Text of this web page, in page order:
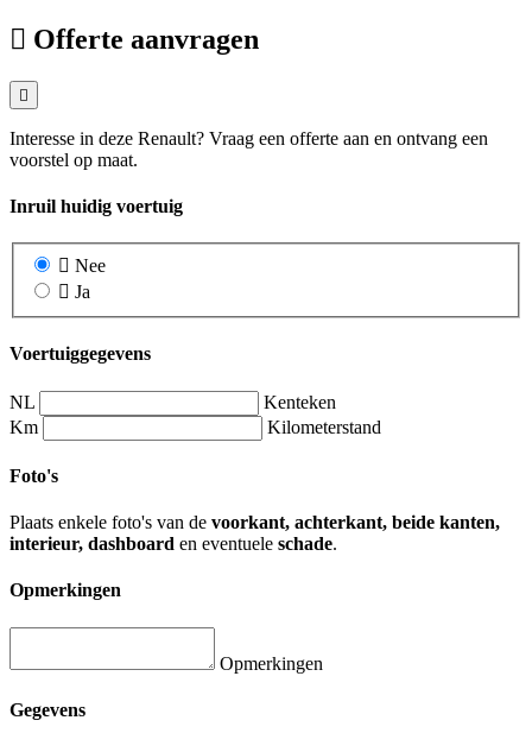
Offerte aanvragen
Interesse in deze Renault? Vraag een offerte aan en ontvang een
voorstel op maat.
Inruil huidig voertuig
Nee
Ja
Voertuiggegevens
NL
Kenteken
Km
Kilometerstand
Foto's
Plaats enkele foto's van de voorkant, achterkant, beide kanten,
interieur, dashboard en eventuele schade.
Opmerkingen
Opmerkingen
Gegevens